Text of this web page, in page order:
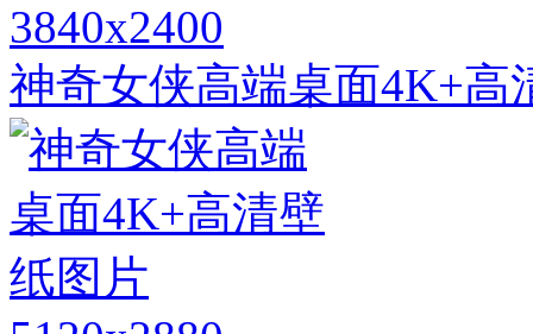
3840x2400
神奇女侠高端桌面4K+高